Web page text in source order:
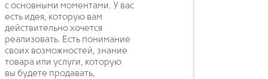
с основными моментами. У вас
есть идея, которую вам
действительно хочется
реализовать. Есть понимание
своих возможностей, знание
товара или услуги, которую
вы будете продавать,